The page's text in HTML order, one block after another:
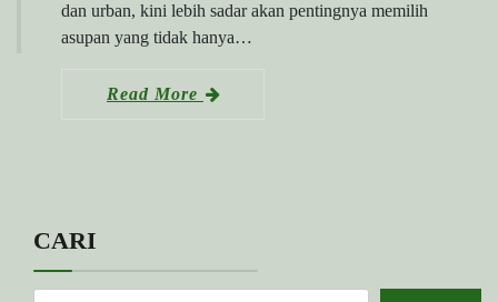
dan urban, kini lebih sadar akan pentingnya memilih
asupan yang tidak hanya…
Read More
CARI